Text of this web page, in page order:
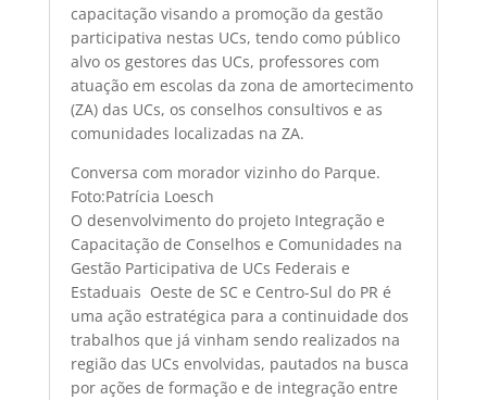
capacitação visando a promoção da gestão
participativa nestas UCs, tendo como público
alvo os gestores das UCs, professores com
atuação em escolas da zona de amortecimento
(ZA) das UCs, os conselhos consultivos e as
comunidades localizadas na ZA.
Conversa com morador vizinho do Parque.
Foto:Patrícia Loesch
O desenvolvimento do projeto Integração e
Capacitação de Conselhos e Comunidades na
Gestão Participativa de UCs Federais e
Estaduais  Oeste de SC e Centro-Sul do PR é
uma ação estratégica para a continuidade dos
trabalhos que já vinham sendo realizados na
região das UCs envolvidas, pautados na busca
por ações de formação e de integração entre